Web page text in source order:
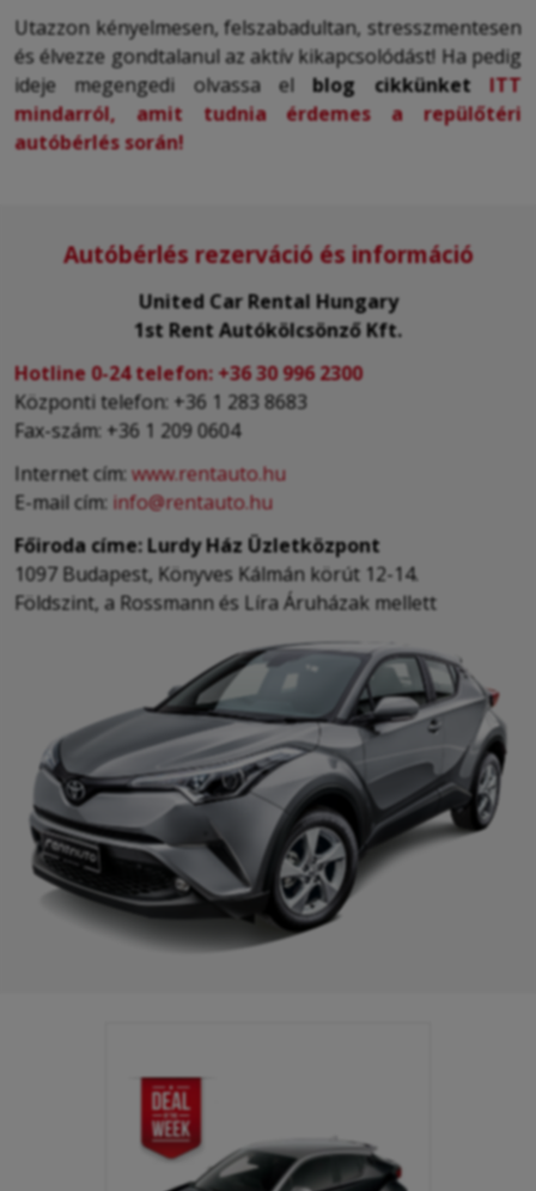
Utazzon kényelmesen, felszabadultan, stresszmentesen
és élvezze gondtalanul az aktív kikapcsolódást! Ha pedig
ideje megengedi olvassa elblog cikkünketITT
mindarról, amit tudnia érdemes a repülőtéri
autóbérlés során!
Autóbérlés rezerváció és információ
United Car Rental Hungary
1st Rent Autókölcsönző Kft.
Hotline 0-24 telefon: +36 30 996 2300
Központi telefon: +36 1 283 8683
Fax-szám: +36 1 209 0604
Internet cím: www.rentauto.hu
E-mail cím: info@rentauto.hu
Főiroda címe: Lurdy Ház Üzletközpont
1097 Budapest, Könyves Kálmán körút 12-14.
Földszint, a Rossmann és Líra Áruházak mellett